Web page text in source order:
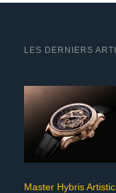
LES DERNIERS
Master Hybris